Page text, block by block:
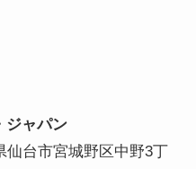
ジャパン
仙台市宮城野区中野3丁